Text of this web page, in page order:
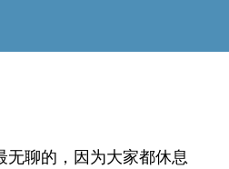
无聊的，因为大家都休息